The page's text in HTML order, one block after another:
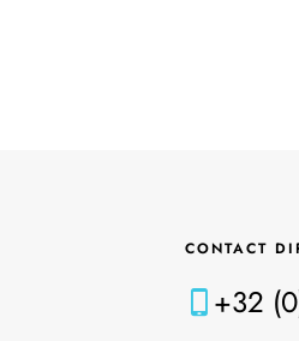
CONTACT
+32